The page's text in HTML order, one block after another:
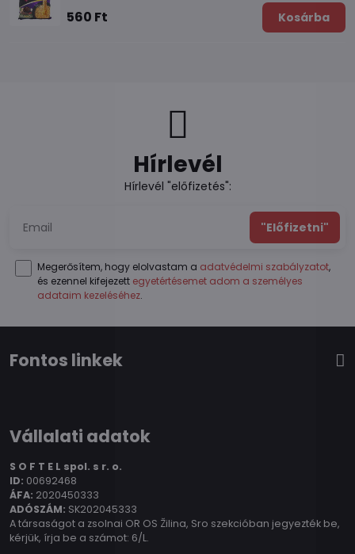
560 Ft Kosárba
Hírlevél
Hírlevél "előfizetés":
"Előfizetni"
Megerősítem, hogy elolvastam a adatvédelmi szabályzatot,
és ezennel kifejezett egyetértésemet adom a személyes
adataim kezeléséhez.
Fontos linkek
Vállalati adatok
S O F T E L spol. s r. o.
ID: 00692468
ÁFA: 2020450333
ADÓSZÁM: SK202045333
A társaságot a zsolnai OR OS Žilina, Sro szekcióban jegyezték be,
kérjük, írja be a számot: 6/L.